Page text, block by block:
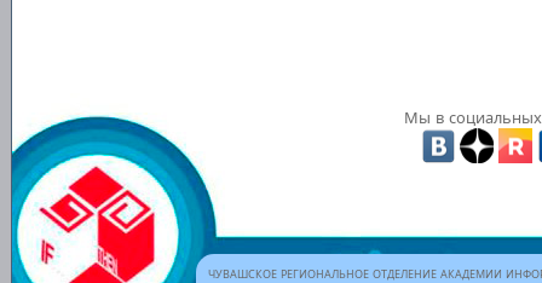
Мы в социальных
ЧУВАШСКОЕ РЕГИОНАЛЬНОЕ ОТДЕЛЕНИЕ АКАДЕМИИ